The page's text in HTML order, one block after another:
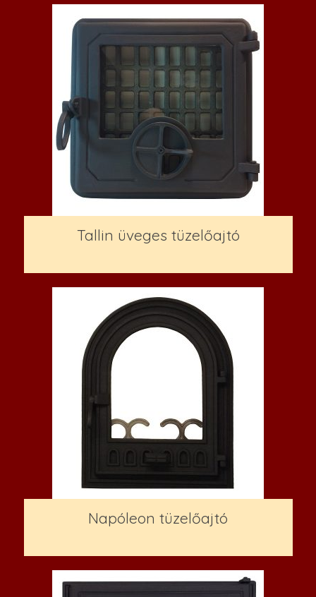
Tallin üveges tüzelőajtó
Napóleon tüzelőajtó